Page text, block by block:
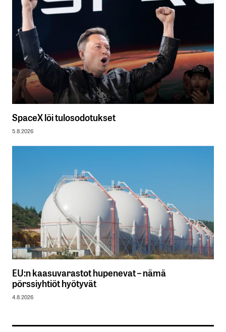
SpaceX löi tulosodotukset
5.8.2026
EU:n kaasuvarastot hupenevat – nämä
pörssiyhtiöt hyötyvät
4.8.2026